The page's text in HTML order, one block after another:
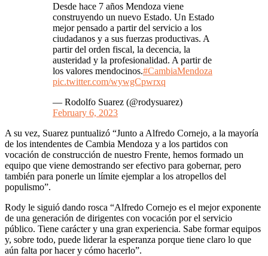
Desde hace 7 años Mendoza viene
construyendo un nuevo Estado. Un Estado
mejor pensado a partir del servicio a los
ciudadanos y a sus fuerzas productivas. A
partir del orden fiscal, la decencia, la
austeridad y la profesionalidad. A partir de
los valores mendocinos.#CambiaMendoza
pic.twitter.com/wywgCpwrxq
— Rodolfo Suarez (@rodysuarez)
February 6, 2023
A su vez, Suarez puntualizó “Junto a Alfredo Cornejo, a la mayoría
de los intendentes de Cambia Mendoza y a los partidos con
vocación de construcción de nuestro Frente, hemos formado un
equipo que viene demostrando ser efectivo para gobernar, pero
también para ponerle un límite ejemplar a los atropellos del
populismo”.
Rody le siguió dando rosca “Alfredo Cornejo es el mejor exponente
de una generación de dirigentes con vocación por el servicio
público. Tiene carácter y una gran experiencia. Sabe formar equipos
y, sobre todo, puede liderar la esperanza porque tiene claro lo que
aún falta por hacer y cómo hacerlo”.